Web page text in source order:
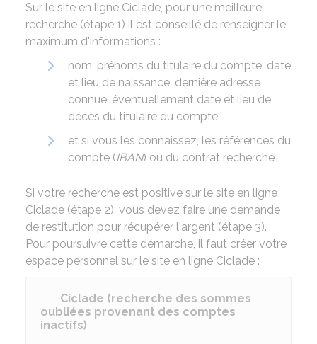
Sur le site en ligne Ciclade, pour une meilleure
recherche (étape 1) il est conseillé de renseigner le
maximum d'informations :
nom, prénoms du titulaire du compte, date
et lieu de naissance, dernière adresse
connue, éventuellement date et lieu de
décès du titulaire du compte
et si vous les connaissez, les références du
compte (IBAN) ou du contrat recherché
Si votre recherche est positive sur le site en ligne
Ciclade (étape 2), vous devez faire une demande
de restitution pour récupérer l'argent (étape 3).
Pour poursuivre cette démarche, il faut créer votre
espace personnel sur le site en ligne Ciclade :
Ciclade (recherche des sommes
oubliées provenant des comptes
inactifs)